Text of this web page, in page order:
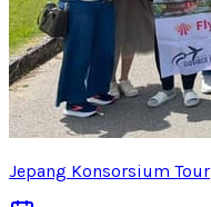
Jepang Konsorsium Tour